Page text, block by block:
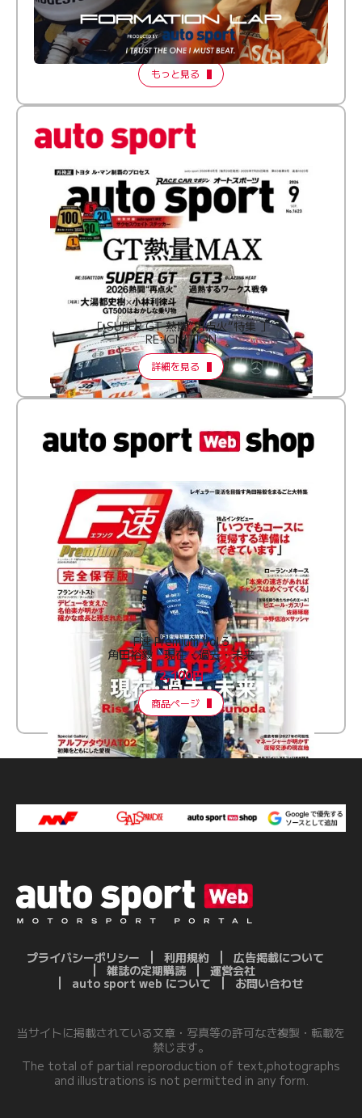
倒す相手を、信じてる。小林利徠斗 × 野村勇斗
【FORMATION LAP Produced by auto sport】
2026 Episode 2
もっと見る
［ SUPER GT 熱闘“再点火”特集 ］
RE:IGNITION
詳細を見る
F速 Premium Vol.3
角田裕毅 現在・過去・未来
2,100円
商品ページ
プライバシーポリシー 利用規約
広告掲載について
雑誌の定期購読
運営会社
auto sport web について
お問い合わせ
当サイトに掲載されている文章・写真等の許可なき複製・転載を
禁じます。
The total of partial reporoduction of text,photographs
and illustrations is not permitted in any form.